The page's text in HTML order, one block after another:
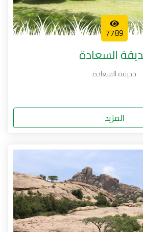
7789
السعادة
حديقة السعادة
المزيد